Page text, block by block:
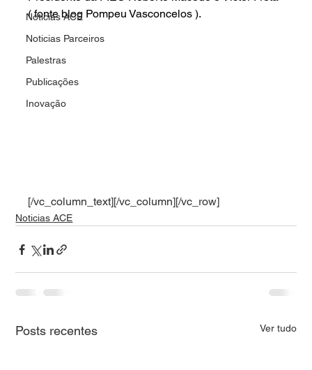
Noticias ACE
Noticias Parceiros
Palestras
Publicações
Inovação
( fonte blog Pompeu Vasconcelos ).
[/vc_column_text][/vc_column][/vc_row]
Noticias ACE
Posts recentes Ver tudo